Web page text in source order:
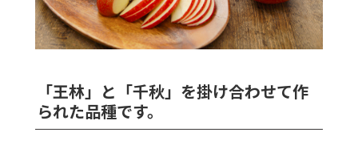
「王林」と「千秋」を掛け合わせて作
られた品種です。